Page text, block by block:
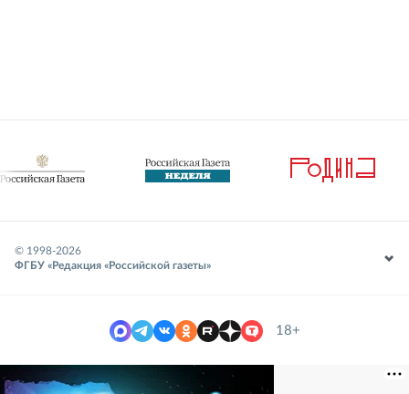
© 1998-2026
ФГБУ «Редакция «Российской газеты»
18+